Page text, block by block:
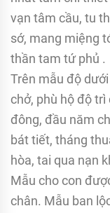
vạn tâm cầu, tu
sớ, mang miệng
thần tam tứ phủ .
Trên mẫu độ
chở, phù hộ độ
đông, đầu năm
bát tiết, tháng
hòa, tai qua nạn
Mẫu cho con
chân. Mẫu ban